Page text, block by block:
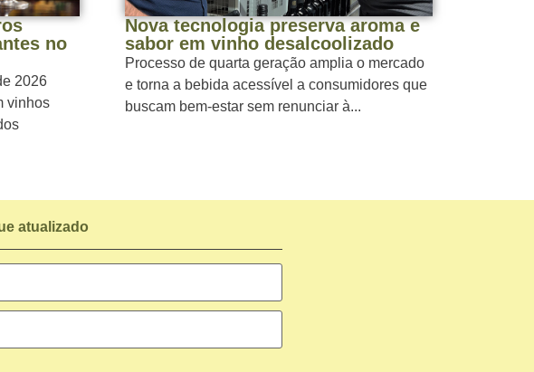
no
2026
vinhos
Nova tecnologia preserva aroma e
sabor em vinho desalcoolizado
Processo de quarta geração amplia o mercado
e torna a bebida acessível a consumidores que
buscam bem-estar sem renunciar à...
atualizado